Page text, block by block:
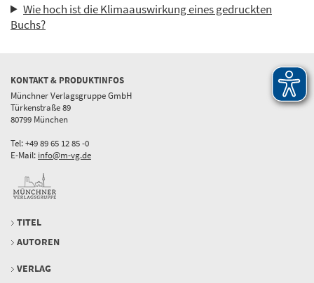
Wie hoch ist die Klimaauswirkung eines gedruckten
Buchs?
KONTAKT & PRODUKTINFOS
Münchner Verlagsgruppe GmbH
Türkenstraße 89
80799 München
Tel: +49 89 65 12 85 -0
E-Mail: info@m-vg.de
TITEL
AUTOREN
VERLAG